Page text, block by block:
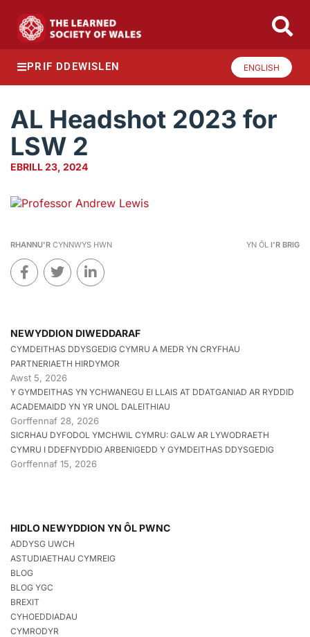
PRIF DDEWISLEN ENGLISH
AL Headshot 2023 for
LSW 2
EBRILL 23, 2024
RHANNU'R CYNNWYS HWN YN ÔL I'R BRIG
NEWYDDION DIWEDDARAF
CYMDEITHAS DDYSGEDIG CYMRU A MEDR YN CRYFHAU
PARTNERIAETH HIRDYMOR
Awst 5, 2026
Y GYMDEITHAS YN YCHWANEGU EI LLAIS AT DDATGANIAD AR RYDDID
ACADEMAIDD YN YR UNOL DALEITHIAU
Gorffennaf 28, 2026
SICRHAU DYFODOL YMCHWIL CYMRU: GALW AR LYWODRAETH
CYMRU I DDEFNYDDIO ARBENIGEDD Y GYMDEITHAS DDYSGEDIG
Gorffennaf 15, 2026
HIDLO NEWYDDION YN ÔL PWNC
ADDYSG UWCH
ASTUDIAETHAU CYMREIG
BLOG
BLOG YGC
BREXIT
CYHOEDDIADAU
CYMRODYR